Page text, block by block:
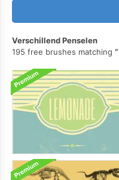
Verschillend Penselen
195 free brushes matching